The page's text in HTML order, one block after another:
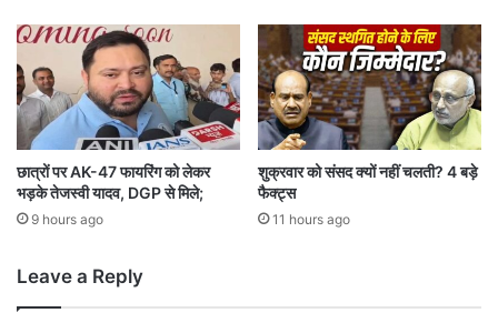
सि
रि
शें
N
R
स
मे
त
क
ई
रा
भा
री
छात्रों पर AK-47 फायरिंग को लेकर
भड़के तेजस्वी यादव, DGP से मिले;
9 hours ago
शुक्रवार को संसद क्यों नहीं चलती? 4 बड़े
फैक्ट्स
11 hours ago
Leave a Reply